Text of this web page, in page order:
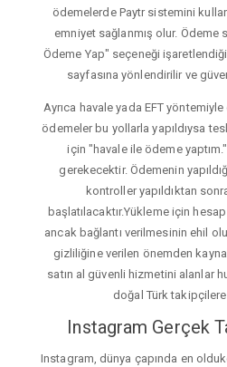
ödemelerde Paytr sistemini
emniyet sağlanmış olur. Ödeme
Ödeme Yap" seçeneği
sayfasına yönlendirilir ve
Ayrıca havale yada EFT
ödemeler bu yollarla yapıldıysa
için "havale ile ödeme
gerekecektir. Ödemenin
kontroller yapıldıktan
başlatılacaktır.Yükleme için
ancak bağlantı verilmesinin ehil
gizliliğine verilen önemden
satın al güvenli hizmetini alanlar
doğal Türk
Instagram Gerçek
Instagram, dünya çapında en